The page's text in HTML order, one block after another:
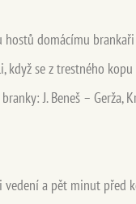
domácímu
když se z trestného
J. Beneš – Gerža,
a pět minut před